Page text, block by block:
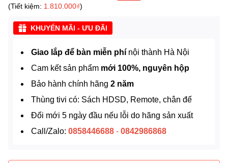
(Tiết kiệm: 1.810.000₫)
KHUYẾN MÃI - ƯU ĐÃI
Giao lắp để bàn miễn phí nội thành Hà Nội
Cam kết sản phẩm mới 100%, nguyên hộp
Bảo hành chính hãng 2 năm
Thùng tivi có: Sách HDSD, Remote, chân đế
Đổi mới 5 ngày đầu nếu lỗi do hãng sản xuất
Call/Zalo: 0858446688 - 0842986868